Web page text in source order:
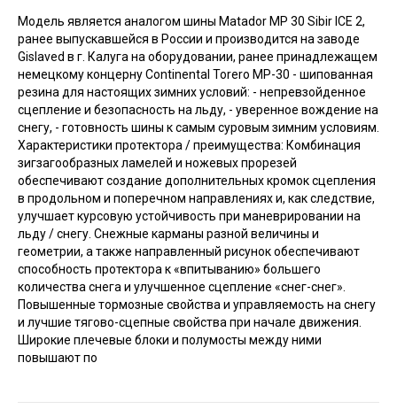
Модель является аналогом шины Matador MP 30 Sibir ICE 2,
ранее выпускавшейся в России и производится на заводе
Gislaved в г. Калуга на оборудовании, ранее принадлежащем
немецкому концерну Continental Torero MP-30 - шипованная
резина для настоящих зимних условий: - непревзойденное
сцепление и безопасность на льду, - уверенное вождение на
снегу, - готовность шины к самым суровым зимним условиям.
Характеристики протектора / преимущества: Комбинация
зигзагообразных ламелей и ножевых прорезей
обеспечивают создание дополнительных кромок сцепления
в продольном и поперечном направлениях и, как следствие,
улучшает курсовую устойчивость при маневрировании на
льду / снегу. Снежные карманы разной величины и
геометрии, а также направленный рисунок обеспечивают
способность протектора к «впитыванию» большего
количества снега и улучшенное сцепление «снег-снег».
Повышенные тормозные свойства и управляемость на снегу
и лучшие тягово-сцепные свойства при начале движения.
Широкие плечевые блоки и полумосты между ними
повышают по